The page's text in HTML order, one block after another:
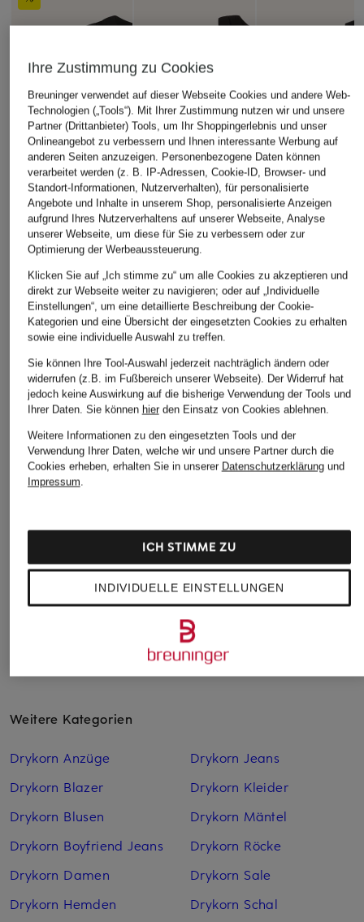
+Aktionsrabatt
lilienfels
59,99 €
ARKET
Top
Marc O'Polo
Top
Weitere Kategorien
Drykorn Anzüge
Drykorn Blazer
Drykorn Blusen
Drykorn Boyfriend Jeans
Drykorn Damen
Drykorn Hemden
Drykorn Jeans
Drykorn Kleider
Drykorn Mäntel
Drykorn Röcke
Drykorn Sale
Drykorn Schal
Ihre Zustimmung zu Cookies
Breuninger verwendet auf dieser Webseite Cookies und andere Web-
Technologien („Tools“). Mit Ihrer Zustimmung nutzen wir und unsere
Partner (Drittanbieter) Tools, um Ihr Shoppingerlebnis und unser
Onlineangebot zu verbessern und Ihnen interessante Werbung auf
anderen Seiten anzuzeigen. Personenbezogene Daten können
verarbeitet werden (z. B. IP-Adressen, Cookie-ID, Browser- und
Standort-Informationen, Nutzerverhalten), für personalisierte
Angebote und Inhalte in unserem Shop, personalisierte Anzeigen
aufgrund Ihres Nutzerverhaltens auf unserer Webseite, Analyse
unserer Webseite, um diese für Sie zu verbessern oder zur
Optimierung der Werbeaussteuerung.
Klicken Sie auf „Ich stimme zu“ um alle Cookies zu akzeptieren und
direkt zur Webseite weiter zu navigieren; oder auf „Individuelle
Einstellungen“, um eine detaillierte Beschreibung der Cookie-
Kategorien und eine Übersicht der eingesetzten Cookies zu erhalten
sowie eine individuelle Auswahl zu treffen.
Sie können Ihre Tool-Auswahl jederzeit nachträglich ändern oder
widerrufen (z.B. im Fußbereich unserer Webseite). Der Widerruf hat
jedoch keine Auswirkung auf die bisherige Verwendung der Tools und
Ihrer Daten. Sie können hierden Einsatz von Cookies ablehnen.
Weitere Informationen zu den eingesetzten Tools und der
Verwendung Ihrer Daten, welche wir und unsere Partner durch die
Cookies erheben, erhalten Sie in unserer Datenschutzerklärungund
Impressum.
INDIVIDUELLE EINSTELLUNGEN
ICH STIMME ZU